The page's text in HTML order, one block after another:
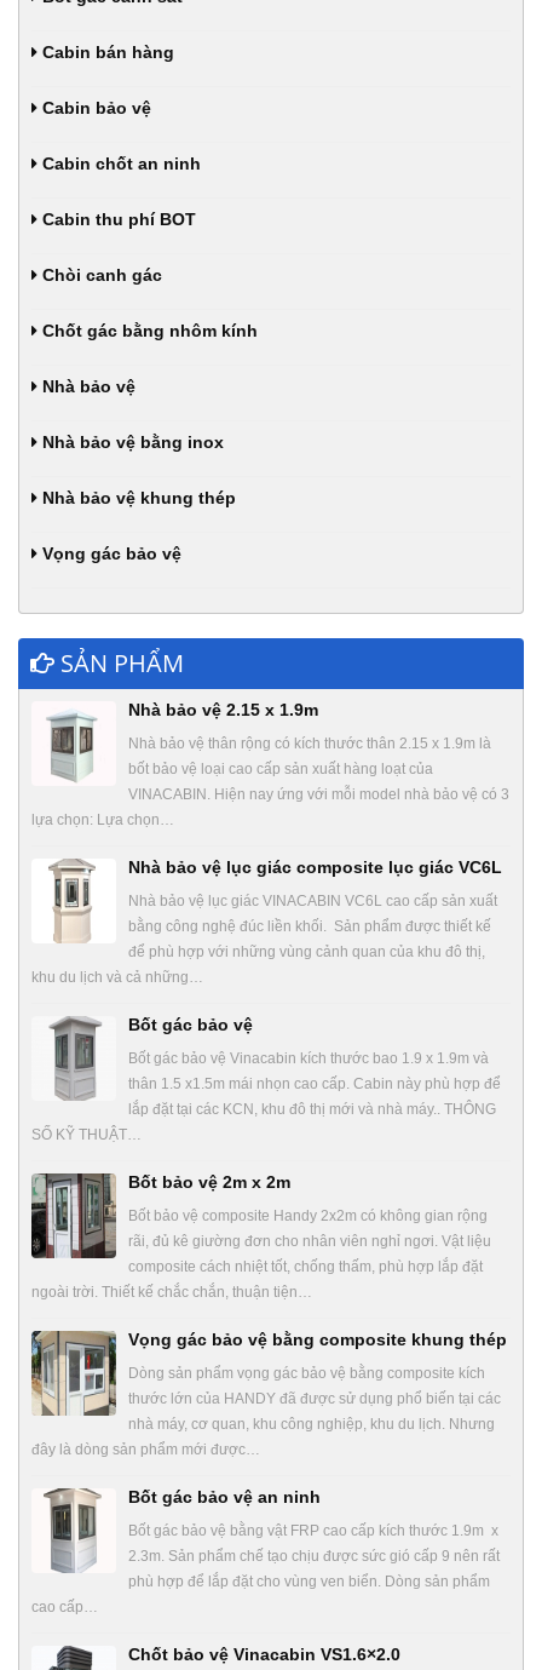
Cabin bán hàng
Cabin bảo vệ
Cabin chốt an ninh
Cabin thu phí BOT
Chòi canh gác
Chốt gác bằng nhôm kính
Nhà bảo vệ
Nhà bảo vệ bằng inox
Nhà bảo vệ khung thép
Vọng gác bảo vệ
SẢN PHẨM
Nhà bảo vệ 2.15 x 1.9m
Nhà bảo vệ thân rộng có kích thước thân 2.15 x 1.9m là
bốt bảo vệ loại cao cấp sản xuất hàng loạt của
VINACABIN. Hiện nay ứng với mỗi model nhà bảo vệ có 3
lựa chọn: Lựa chọn…
Nhà bảo vệ lục giác composite lục giác VC6L
Nhà bảo vệ lục giác VINACABIN VC6L cao cấp sản xuất
bằng công nghệ đúc liền khối. Sản phẩm được thiết kế
để phù hợp với những vùng cảnh quan của khu đô thị,
khu du lịch và cả những…
Bốt gác bảo vệ
Bốt gác bảo vệ Vinacabin kích thước bao 1.9 x 1.9m và
thân 1.5 x1.5m mái nhọn cao cấp. Cabin này phù hợp để
lắp đặt tại các KCN, khu đô thị mới và nhà máy.. THÔNG
SỐ KỸ THUẬT…
Bốt bảo vệ 2m x 2m
Bốt bảo vệ composite Handy 2x2m có không gian rộng
rãi, đủ kê giường đơn cho nhân viên nghỉ ngơi. Vật liệu
composite cách nhiệt tốt, chống thấm, phù hợp lắp đặt
ngoài trời. Thiết kế chắc chắn, thuận tiện…
Vọng gác bảo vệ bằng composite khung thép
Dòng sản phẩm vọng gác bảo vệ bằng composite kích
thước lớn của HANDY đã được sử dụng phổ biến tại các
nhà máy, cơ quan, khu công nghiệp, khu du lịch. Nhưng
đây là dòng sản phẩm mới được…
Bốt gác bảo vệ an ninh
Bốt gác bảo vệ bằng vật FRP cao cấp kích thước 1.9m x
2.3m. Sản phẩm chế tạo chịu được sức gió cấp 9 nên rất
phù hợp để lắp đặt cho vùng ven biển. Dòng sản phẩm
cao cấp…
Chốt bảo vệ Vinacabin VS1.6×2.0